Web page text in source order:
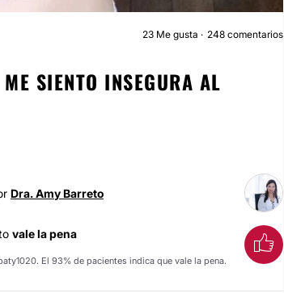
MAMOPLASTIA DE AUMENTO
23 Me gusta 248 comentarios
SIENTO INSEGURA AL
Dra. Amy Barreto
vale la pena
El 93% de pacientes indica que vale la pena.